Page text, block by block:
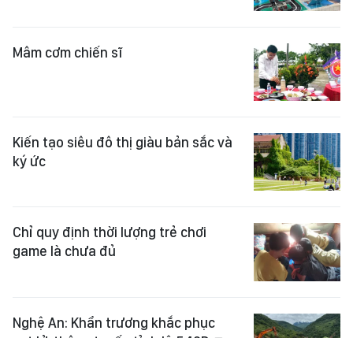
Mâm cơm chiến sĩ
Kiến tạo siêu đô thị giàu bản sắc và
ký ức
Chỉ quy định thời lượng trẻ chơi
game là chưa đủ
Nghệ An: Khẩn trương khắc phục